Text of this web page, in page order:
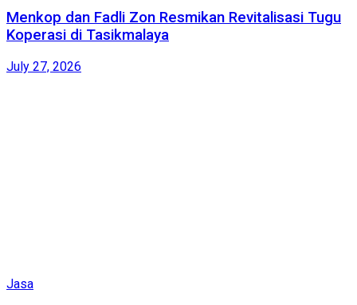
Menkop dan Fadli Zon Resmikan Revitalisasi Tugu
Koperasi di Tasikmalaya
July 27, 2026
Jasa